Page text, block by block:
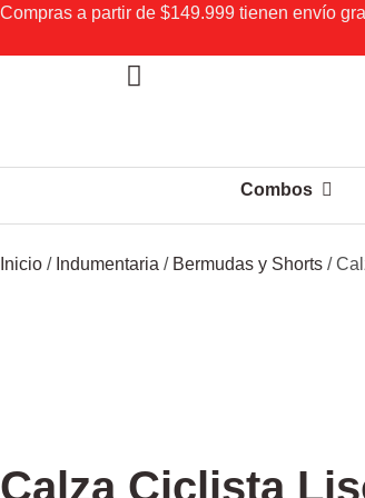
Compras a partir de $149.999 tienen envío
Combos
Inicio / Indumentaria / Bermudas y Shorts /
Calza Ciclista